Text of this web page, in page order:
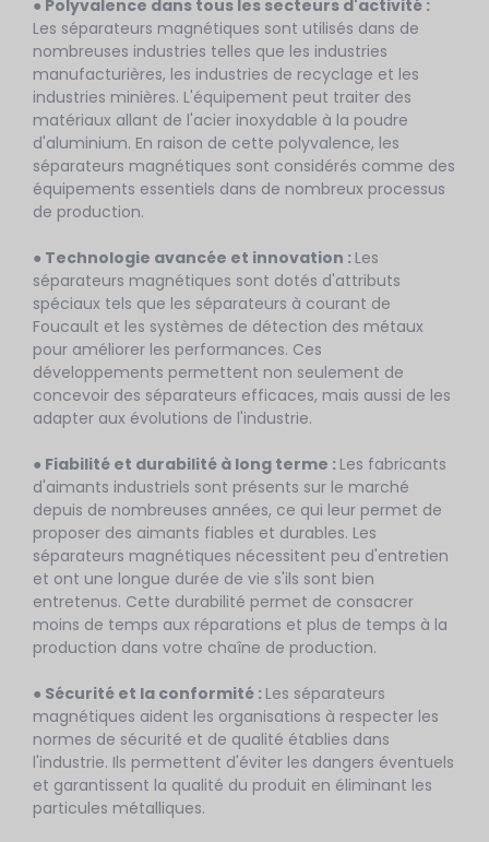
● Polyvalence dans tous les secteurs d'activité :
Les séparateurs magnétiques sont utilisés dans de
nombreuses industries telles que les industries
manufacturières, les industries de recyclage et les
industries minières. L'équipement peut traiter des
matériaux allant de l'acier inoxydable à la poudre
d'aluminium. En raison de cette polyvalence, les
séparateurs magnétiques sont considérés comme des
équipements essentiels dans de nombreux processus
de production.
● Technologie avancée et innovation : Les
séparateurs magnétiques sont dotés d'attributs
spéciaux tels que les séparateurs à courant de
Foucault et les systèmes de détection des métaux
pour améliorer les performances. Ces
développements permettent non seulement de
concevoir des séparateurs efficaces, mais aussi de les
adapter aux évolutions de l'industrie.
● Fiabilité et durabilité à long terme : Les fabricants
d'aimants industriels sont présents sur le marché
depuis de nombreuses années, ce qui leur permet de
proposer des aimants fiables et durables. Les
séparateurs magnétiques nécessitent peu d'entretien
et ont une longue durée de vie s'ils sont bien
entretenus. Cette durabilité permet de consacrer
moins de temps aux réparations et plus de temps à la
production dans votre chaîne de production.
● Sécurité et la conformité : Les séparateurs
magnétiques aident les organisations à respecter les
normes de sécurité et de qualité établies dans
l'industrie. Ils permettent d'éviter les dangers éventuels
et garantissent la qualité du produit en éliminant les
particules métalliques.